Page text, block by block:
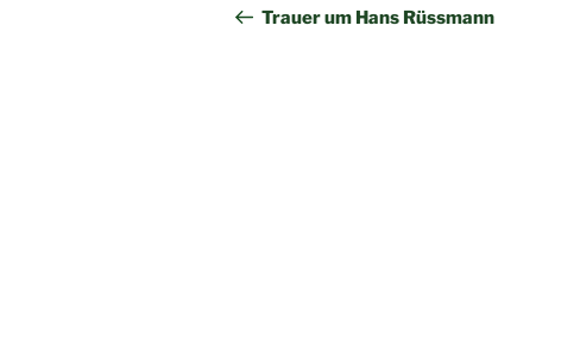
Beitrag
Trauer um Hans Rüssmann